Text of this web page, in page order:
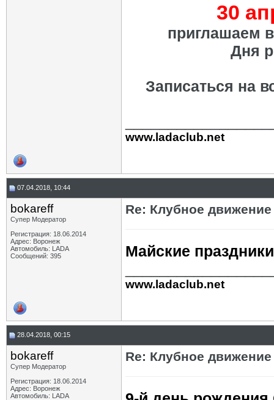
30
приглашаем
Дня
Записаться на
www.ladaclub.net
07.04.2018, 10:44
bokareff
Супер Модератор
Регистрация: 18.06.2014
Адрес: Воронеж
Автомобиль: LADA
Сообщений: 395
Re: Клубное движение
Майские
www.ladaclub.net
28.04.2018, 00:15
bokareff
Супер Модератор
Регистрация: 18.06.2014
Адрес: Воронеж
Автомобиль: LADA
Re: Клубное движение